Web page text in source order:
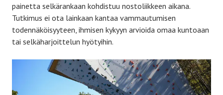
painetta selkärankaan kohdistuu nostoliikkeen aikana.
Tutkimus ei ota lainkaan kantaa vammautumisen
todennäköisyyteen, ihmisen kykyyn arvioida omaa kuntoaan
tai selkäharjoittelun hyötyihin.